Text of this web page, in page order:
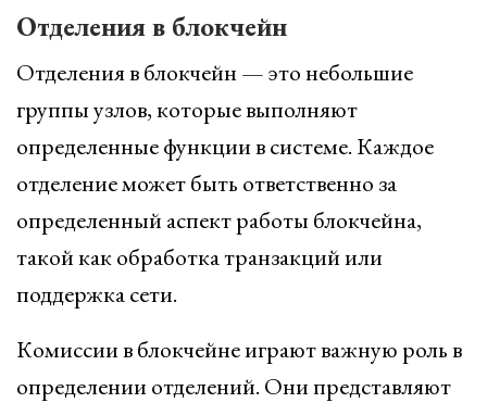
Отделения в блокчейн
Отделения в блокчейн — это небольшие
группы узлов, которые выполняют
определенные функции в системе. Каждое
отделение может быть ответственно за
определенный аспект работы блокчейна,
такой как обработка транзакций или
поддержка сети.
Комиссии в блокчейне играют важную роль в
определении отделений. Они представляют